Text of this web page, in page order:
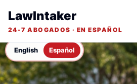
English Español
LawIntaker
24-7 ABOGADOS · EN ESPAÑOL